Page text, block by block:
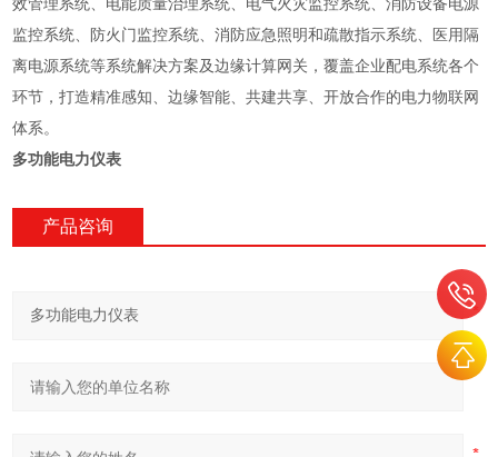
监控系统、防火门监控系统、消防应急照明和疏散指示系统、医用隔
离电源系统等系统解决方案及边缘计算网关，覆盖企业配电系统各个
环节，打造精准感知、边缘智能、共建共享、开放合作的电力物联网
体系。
多功能电力仪表
产品咨询